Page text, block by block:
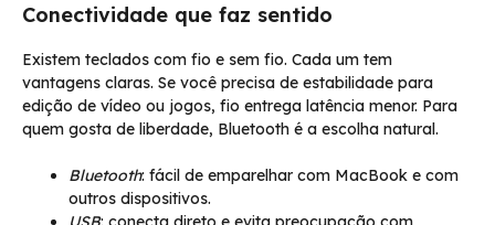
Conectividade que faz sentido
Existem teclados com fio e sem fio. Cada um tem
vantagens claras. Se você precisa de estabilidade para
edição de vídeo ou jogos, fio entrega latência menor. Para
quem gosta de liberdade, Bluetooth é a escolha natural.
Bluetooth: fácil de emparelhar com MacBook e com
outros dispositivos.